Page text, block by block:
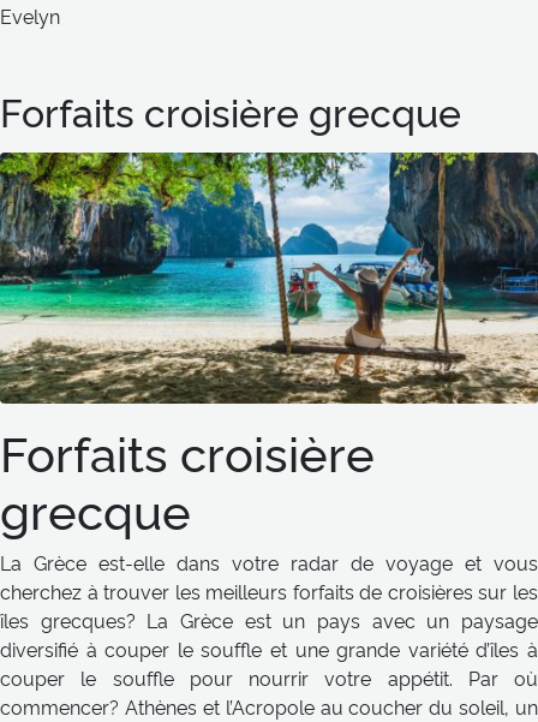
Evelyn
Forfaits croisière grecque
Forfaits croisière
grecque
La Grèce est-elle dans votre radar de voyage et vous
cherchez à trouver les meilleurs forfaits de croisières sur les
îles grecques? La Grèce est un pays avec un paysage
diversifié à couper le souffle et une grande variété d’îles à
couper le souffle pour nourrir votre appétit. Par où
commencer? Athènes et l’Acropole au coucher du soleil, un